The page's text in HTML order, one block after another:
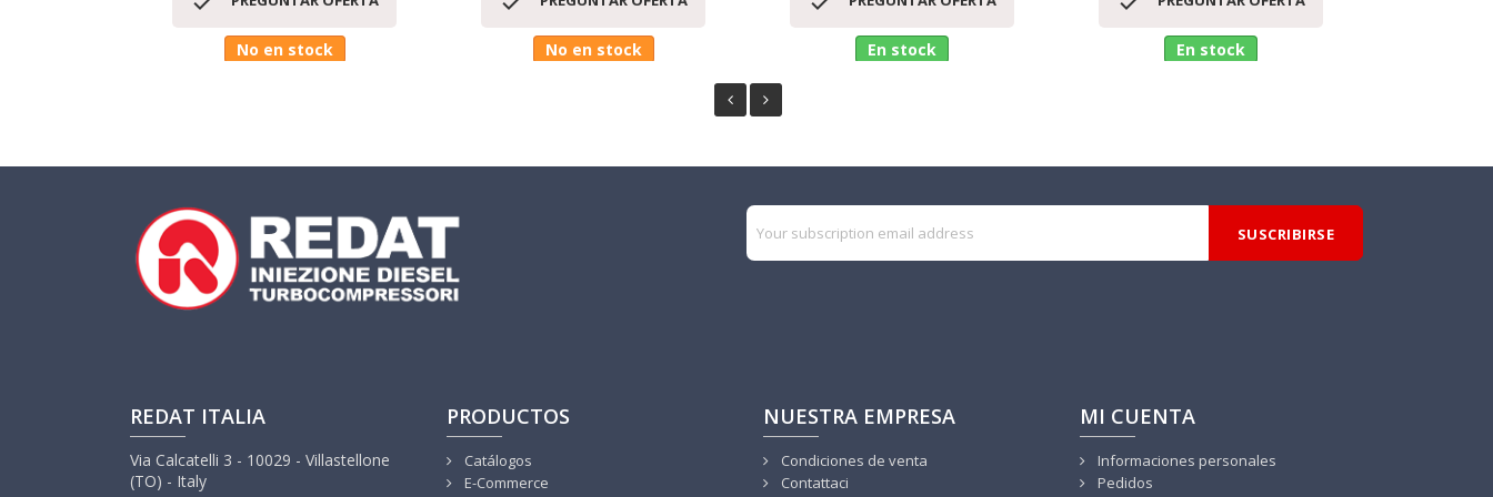
No en stock No en stock En stock En stock
REDAT ITALIA
Via Calcatelli 3 - 10029 - Villastellone
(TO) - Italy
PRODUCTOS
Catálogos
E-Commerce
NUESTRA EMPRESA
Condiciones de venta
Contattaci
MI CUENTA
Informaciones personales
Pedidos